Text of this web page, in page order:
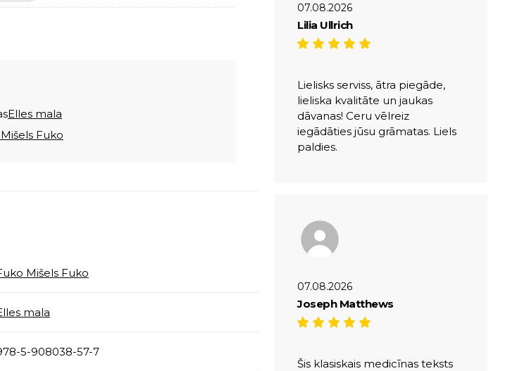
Elles mala
Fuko
Mišels Fuko
mala
5-908038-57-7
07.08.2026
Lilia Ullrich
Lielisks serviss, ātra piegāde,
lieliska kvalitāte un jaukas
dāvanas! Ceru vēlreiz
iegādāties jūsu grāmatas. Liels
paldies.
07.08.2026
Joseph Matthews
Šis klasiskais medicīnas teksts